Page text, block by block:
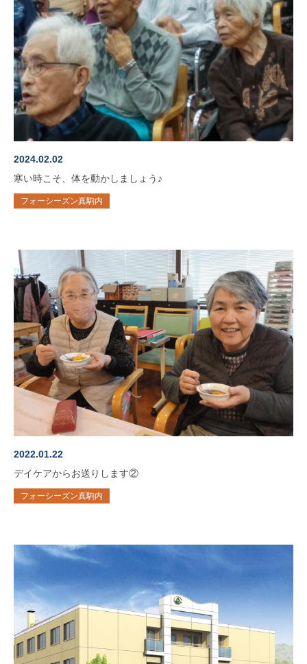
2024.02.02
寒い時こそ、体を動かしましょう♪
フォーシーズン真駒内
2022.01.22
デイケアからお送りします②
フォーシーズン真駒内